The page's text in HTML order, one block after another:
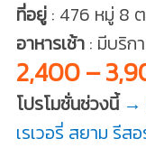
ที่อยู่: 476 หมู่ 8 ต
อาหารเช้า: มีบริก
2,400 –
โปรโมชั่นช่วงนี้ →
เรเวอรี่ สยาม รีส